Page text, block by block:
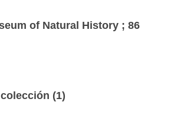
of Natural History ; 86
(1)